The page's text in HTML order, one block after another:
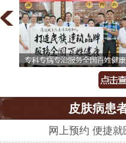
皮肤病患
网上预约 便捷